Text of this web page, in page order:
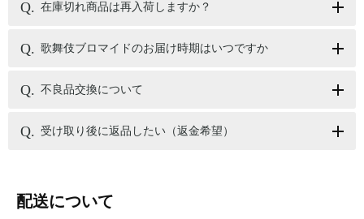
在庫切れ商品は再入荷しますか？
歌舞伎ブロマイドのお届け時期はいつですか
不良品交換について
受け取り後に返品したい（返金希望）
配送について